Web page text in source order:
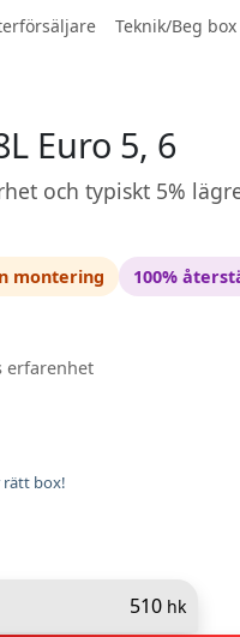
Teknik/Beg box
Euro 5, 6
och typiskt 5%
montering
100%
erfarenhet
rätt box!
510 hk